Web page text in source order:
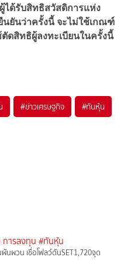
ได้รับสิทธิสวัสดิการแห่ง
นยันว่าครั้งนี้ จะไม่ใช้เกณฑ์
ดสิทธิผู้ลงทะเบียนในครั้งนี้
#ข่าวเศรษฐกิจ #ทันหุ้น
การลงทุน #ทันหุ้น
นผันผวน เชื่อโฟลว์ดันSET1,720จุด